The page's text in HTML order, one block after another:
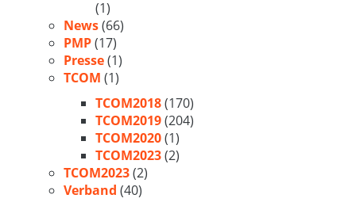
(1)
News(66)
PMP(17)
Presse(1)
TCOM (1)
TCOM2018(170)
TCOM2019(204)
TCOM2020(1)
TCOM2023(2)
TCOM2023(2)
Verband (40)